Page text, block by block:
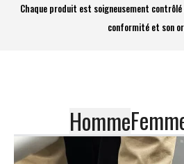
Chaque produit est soigneusement
conformité et son
Homme